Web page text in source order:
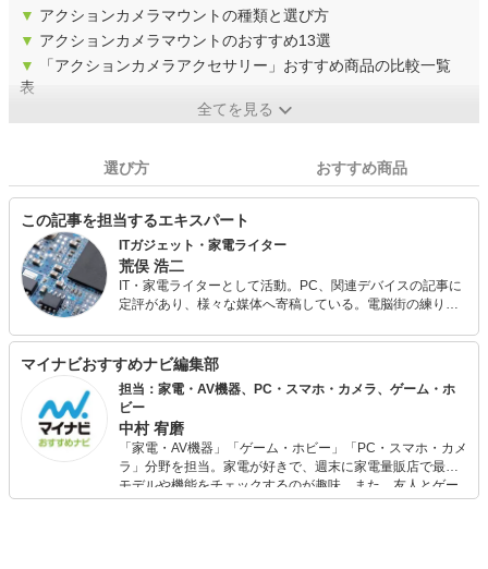
▼ アクションカメラマウントの種類と選び方
▼ アクションカメラマウントのおすすめ13選
▼
「アクションカメラアクセサリー」おすすめ商品の比較一覧
表
全てを見る
選び方 おすすめ商品
この記事を担当するエキスパート
ITガジェット・家電ライター
荒俣 浩二
IT・家電ライターとして活動。PC、関連デバイスの記事に
定評があり、様々な媒体へ寄稿している。電脳街の練り歩
るのも大好きなので、新しいものが出るとすぐに飛びつい
てしまう傾向が強い。
マイナビおすすめナビ編集部
担当：家電・AV機器、PC・スマホ・カメラ、ゲーム・ホ
ビー
中村 宥磨
「家電・AV機器」「ゲーム・ホビー」「PC・スマホ・カメ
ラ」分野を担当。家電が好きで、週末に家電量販店で最新
モデルや機能をチェックするのが趣味。また、友人とゲー
ムを楽しみながら、新作タイトルやイベント情報もいち早